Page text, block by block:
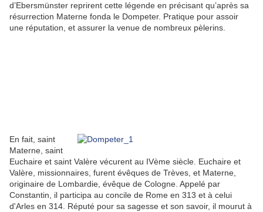
d’Ebersmünster reprirent cette légende en précisant qu’après sa
résurrection Materne fonda le Dompeter. Pratique pour assoir
une réputation, et assurer la venue de nombreux pèlerins.
En fait, saint
Materne, saint
Euchaire et saint Valère vécurent au IVème siècle. Euchaire et
Valère, missionnaires, furent évêques de Trèves, et Materne,
originaire de Lombardie, évêque de Cologne. Appelé par
Constantin, il participa au concile de Rome en 313 et à celui
d'Arles en 314. Réputé pour sa sagesse et son savoir, il mourut à